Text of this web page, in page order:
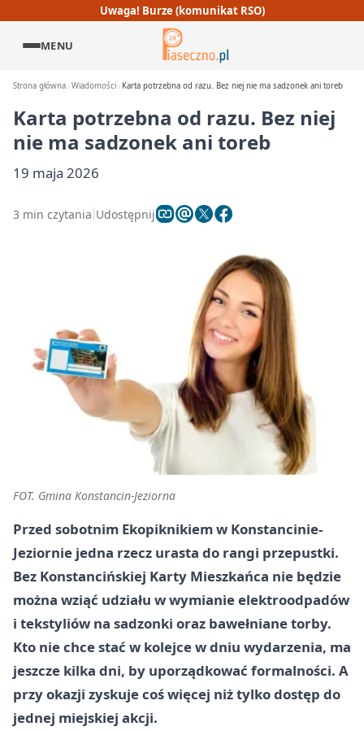
Uwaga! Burze (komunikat RSO)
MENU
Strona główna Wiadomości Karta potrzebna od razu. Bez niej nie ma sadzonek ani toreb
Karta potrzebna od razu. Bez niej
nie ma sadzonek ani toreb
19 maja 2026
3 min czytania Udostępnij
FOT. Gmina Konstancin-Jeziorna
Przed sobotnim Ekopiknikiem w Konstancinie-
Jeziornie jedna rzecz urasta do rangi przepustki.
Bez Konstancińskiej Karty Mieszkańca nie będzie
można wziąć udziału w wymianie elektroodpadów
i tekstyliów na sadzonki oraz bawełniane torby.
Kto nie chce stać w kolejce w dniu wydarzenia, ma
jeszcze kilka dni, by uporządkować formalności. A
przy okazji zyskuje coś więcej niż tylko dostęp do
jednej miejskiej akcji.